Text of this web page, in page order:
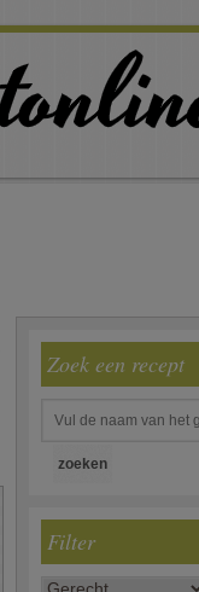
Zoek een recept
Filter